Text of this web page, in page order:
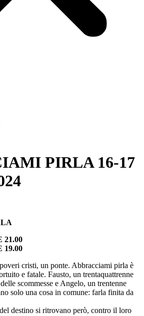
PIRLA 16-17
21.00
19.00
cristi, un ponte. Abbracciami pirla è
e fatale. Fausto, un trentaquattrenne
scommesse e Angelo, un trentenne
solo una cosa in comune: farla finita da
destino si ritrovano però, contro il loro